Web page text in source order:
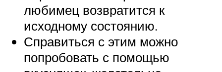
любимец возвратится к
исходному состоянию.
Справиться с этим можно
попробовать с помощью